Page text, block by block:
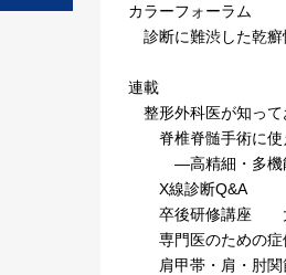
カラーフォーラム
診断に難渋した乾
連載
整形外科医が知って
脊椎脊髄手術に使
―高精細・多機能
X線診断Q&A
卒後研修講座 大
専門医のための症
肩甲帯・肩・肘